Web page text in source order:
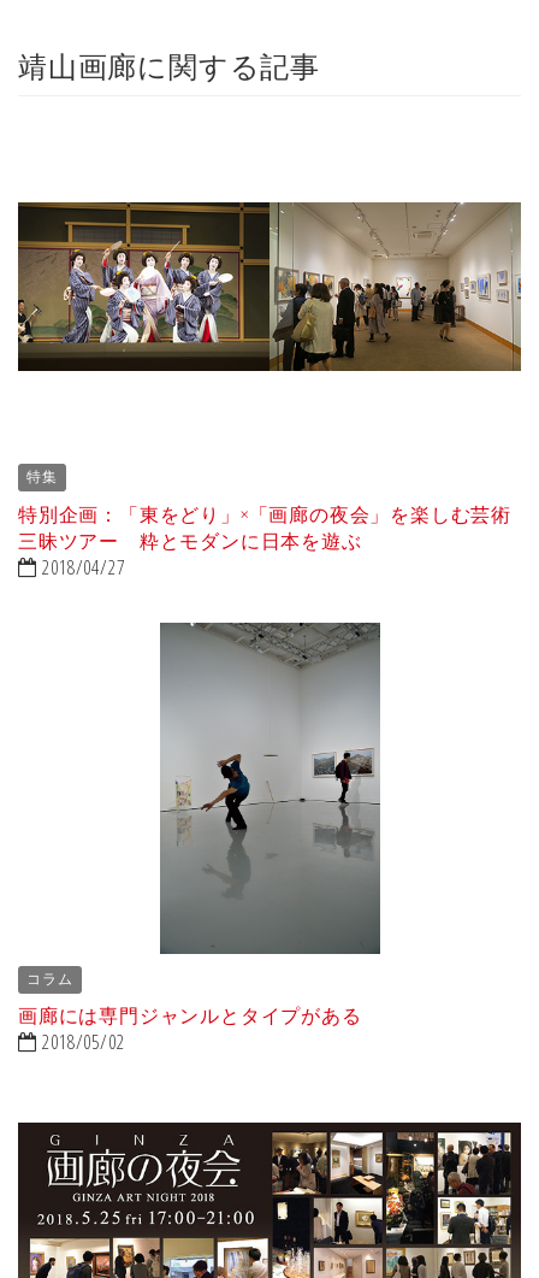
靖山画廊に関する記事
特集
特別企画：「東をどり」×「画廊の夜会」を楽しむ芸術
三昧ツアー 粋とモダンに日本を遊ぶ
2018/04/27
コラム
画廊には専門ジャンルとタイプがある
2018/05/02